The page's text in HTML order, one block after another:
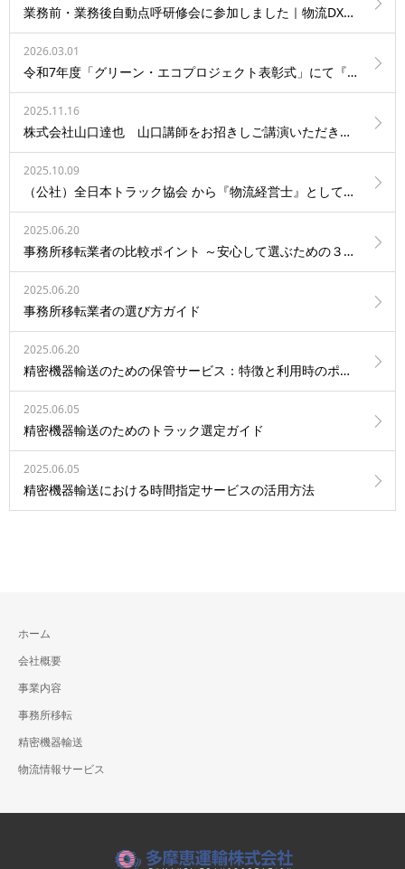
業務前・業務後自動点呼研修会に参加しました｜物流DXへの取り組み
2026.03.01
令和7年度「グリーン・エコプロジェクト表彰式」にて『環境委員長賞』を受賞しました
2025.11.16
株式会社山口達也 山口講師をお招きしご講演いただきました
2025.10.09
（公社）全日本トラック協会 から『物流経営士』として認定されました
2025.06.20
事務所移転業者の比較ポイント ～安心して選ぶための３つの視点～
2025.06.20
事務所移転業者の選び方ガイド
2025.06.20
精密機器輸送のための保管サービス：特徴と利用時のポイント
2025.06.05
精密機器輸送のためのトラック選定ガイド
2025.06.05
精密機器輸送における時間指定サービスの活用方法
ホーム
会社概要
事業内容
事務所移転
精密機器輸送
物流情報サービス